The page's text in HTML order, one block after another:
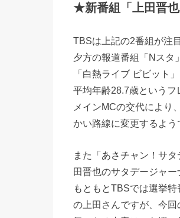
★新番組「上田晋也
TBSは上記の2番組が注
夕方の報道番組「Nスタ
「白熱ライブ ビビット
平均年齢28.7歳というフ
メインMCの交代により
かい路線に変更するよう
また「あさチャン！サ
田晋也のサタデージャー
もともとTBSでは選挙
の上田さんですが、今回